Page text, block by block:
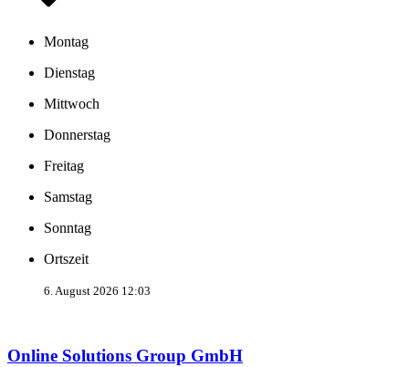
Montag
Dienstag
Mittwoch
Donnerstag
Freitag
Samstag
Sonntag
Ortszeit
6. August 2026 12:03
Online Solutions Group GmbH